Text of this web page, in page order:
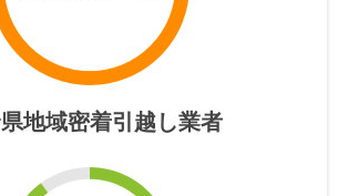
地域密着引越し業者